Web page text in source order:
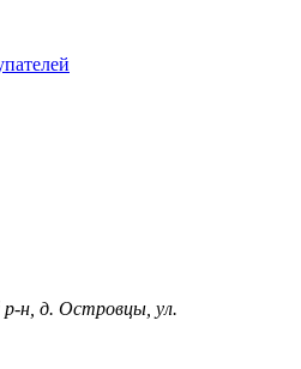
р-н, д. Островцы, ул.